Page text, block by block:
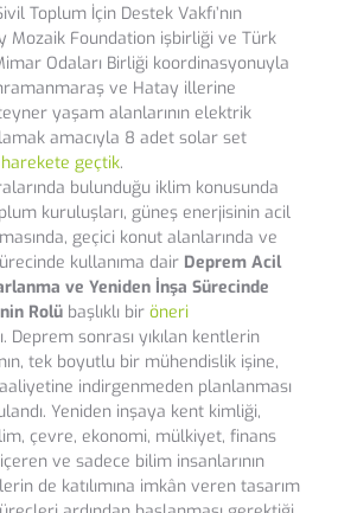
Toplum İçin Destek Vakfı’nın
Mozaik Foundation işbirliği ve Türk
Odaları Birliği koordinasyonuyla
ve Hatay illerine
yaşam alanlarının elektrik
amacıyla 8 adet solar set
harekete geçtik.
bulunduğu iklim konusunda
kuruluşları, güneş enerjisinin acil
geçici konut alanlarında ve
kullanıma dair Deprem Acil
ve Yeniden İnşa Sürecinde
Rolü başlıklı bir öneri
Deprem sonrası yıkılan kentlerin
tek boyutlu bir mühendislik işine,
indirgenmeden planlanması
Yeniden inşaya kent kimliği,
çevre, ekonomi, mülkiyet, finans
ve sadece bilim insanlarının
de katılımına imkân veren tasarım